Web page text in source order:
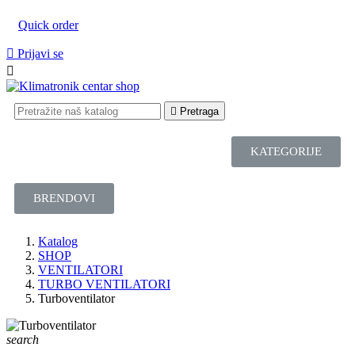
Quick order
 Prijavi se

 Pretraga
KATEGORIJE
BRENDOVI
Katalog
SHOP
VENTILATORI
TURBO VENTILATORI
Turboventilator
search